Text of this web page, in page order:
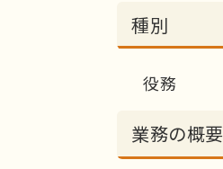
種別
役務
業務の概要